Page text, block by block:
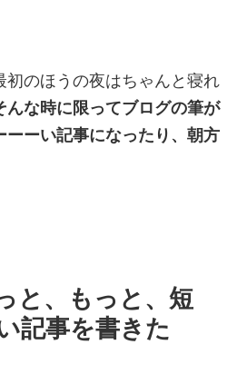
初のほうの夜はちゃんと寝れ
んな時に限ってブログの筆が
ーーい記事になったり、朝方
と、もっと、短
記事を書きた